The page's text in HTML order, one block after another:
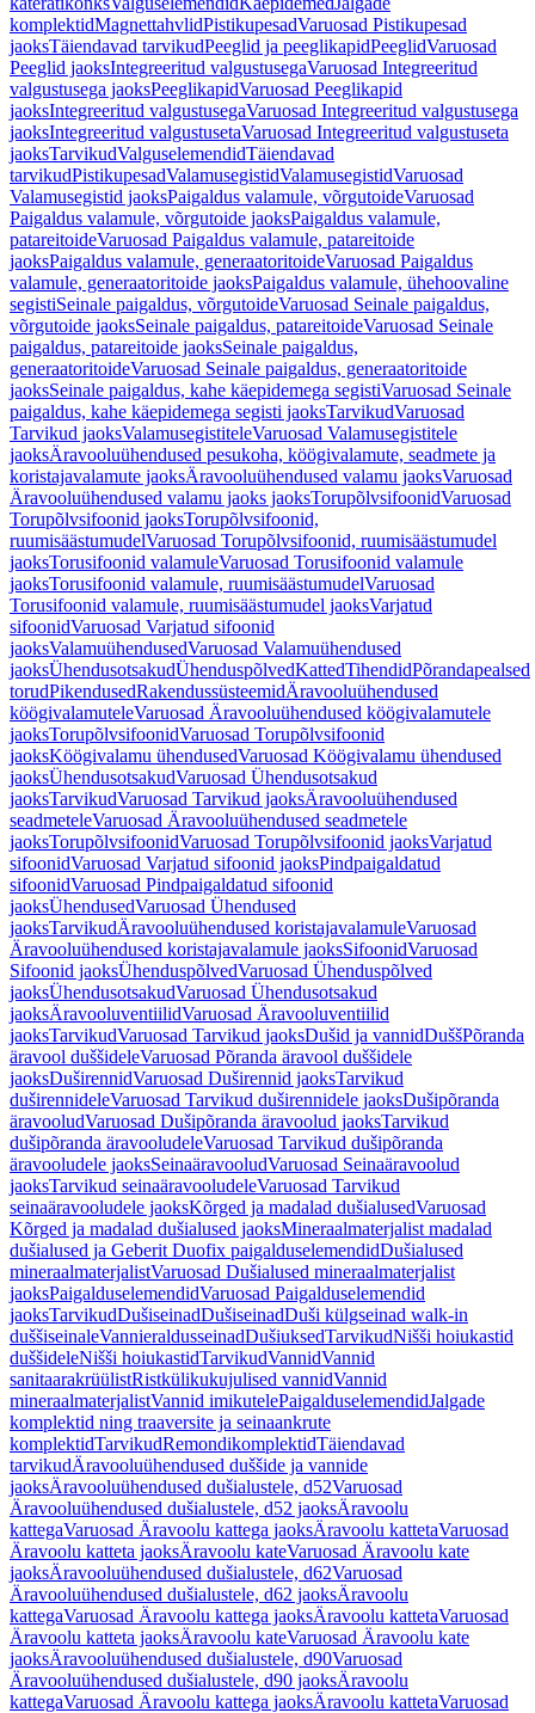
komplektidMagnettahvlidPistikupesadVaruosad Pistikupesad
jaoksTäiendavad tarvikudPeeglid ja peeglikapidPeeglidVaruosad
Peeglid jaoksIntegreeritud valgustusegaVaruosad Integreeritud
valgustusega jaoksPeeglikapidVaruosad Peeglikapid
jaoksIntegreeritud valgustusegaVaruosad Integreeritud valgustusega
jaoksIntegreeritud valgustusetaVaruosad Integreeritud valgustuseta
jaoksTarvikudValguselemendidTäiendavad
tarvikudPistikupesadValamusegistidValamusegistidVaruosad
Valamusegistid jaoksPaigaldus valamule, võrgutoideVaruosad
Paigaldus valamule, võrgutoide jaoksPaigaldus valamule,
patareitoideVaruosad Paigaldus valamule, patareitoide
jaoksPaigaldus valamule, generaatoritoideVaruosad Paigaldus
valamule, generaatoritoide jaoksPaigaldus valamule, ühehoovaline
segistiSeinale paigaldus, võrgutoideVaruosad Seinale paigaldus,
võrgutoide jaoksSeinale paigaldus, patareitoideVaruosad Seinale
paigaldus, patareitoide jaoksSeinale paigaldus,
generaatoritoideVaruosad Seinale paigaldus, generaatoritoide
jaoksSeinale paigaldus, kahe käepidemega segistiVaruosad Seinale
paigaldus, kahe käepidemega segisti jaoksTarvikudVaruosad
Tarvikud jaoksValamusegistiteleVaruosad Valamusegistitele
jaoksÄravooluühendused pesukoha, köögivalamute, seadmete ja
koristajavalamute jaoksÄravooluühendused valamu jaoksVaruosad
Äravooluühendused valamu jaoks jaoksTorupõlvsifoonidVaruosad
Torupõlvsifoonid jaoksTorupõlvsifoonid,
ruumisäästumudelVaruosad Torupõlvsifoonid, ruumisäästumudel
jaoksTorusifoonid valamuleVaruosad Torusifoonid valamule
jaoksTorusifoonid valamule, ruumisäästumudelVaruosad
Torusifoonid valamule, ruumisäästumudel jaoksVarjatud
sifoonidVaruosad Varjatud sifoonid
jaoksValamuühendusedVaruosad Valamuühendused
jaoksÜhendusotsakudÜhenduspõlvedKattedTihendidPõrandapealsed
torudPikendusedRakendussüsteemidÄravooluühendused
köögivalamuteleVaruosad Äravooluühendused köögivalamutele
jaoksTorupõlvsifoonidVaruosad Torupõlvsifoonid
jaoksKöögivalamu ühendusedVaruosad Köögivalamu ühendused
jaoksÜhendusotsakudVaruosad Ühendusotsakud
jaoksTarvikudVaruosad Tarvikud jaoksÄravooluühendused
seadmeteleVaruosad Äravooluühendused seadmetele
jaoksTorupõlvsifoonidVaruosad Torupõlvsifoonid jaoksVarjatud
sifoonidVaruosad Varjatud sifoonid jaoksPindpaigaldatud
sifoonidVaruosad Pindpaigaldatud sifoonid
jaoksÜhendusedVaruosad Ühendused
jaoksTarvikudÄravooluühendused koristajavalamuleVaruosad
Äravooluühendused koristajavalamule jaoksSifoonidVaruosad
Sifoonid jaoksÜhenduspõlvedVaruosad Ühenduspõlved
jaoksÜhendusotsakudVaruosad Ühendusotsakud
jaoksÄravooluventiilidVaruosad Äravooluventiilid
jaoksTarvikudVaruosad Tarvikud jaoksDušid ja vannidDuššPõranda
äravool duššideleVaruosad Põranda äravool duššidele
jaoksDuširennidVaruosad Duširennid jaoksTarvikud
duširennideleVaruosad Tarvikud duširennidele jaoksDušipõranda
äravooludVaruosad Dušipõranda äravoolud jaoksTarvikud
dušipõranda äravooludeleVaruosad Tarvikud dušipõranda
äravooludele jaoksSeinaäravooludVaruosad Seinaäravoolud
jaoksTarvikud seinaäravooludeleVaruosad Tarvikud
seinaäravooludele jaoksKõrged ja madalad dušialusedVaruosad
Kõrged ja madalad dušialused jaoksMineraalmaterjalist madalad
dušialused ja Geberit Duofix paigalduselemendidDušialused
mineraalmaterjalistVaruosad Dušialused mineraalmaterjalist
jaoksPaigalduselemendidVaruosad Paigalduselemendid
jaoksTarvikudDušiseinadDušiseinadDuši külgseinad walk-in
duššiseinaleVannieraldusseinadDušiuksedTarvikudNišši hoiukastid
duššideleNišši hoiukastidTarvikudVannidVannid
sanitaarakrüülistRistkülikukujulised vannidVannid
mineraalmaterjalistVannid imikutelePaigalduselemendidJalgade
komplektid ning traaversite ja seinaankrute
komplektidTarvikudRemondikomplektidTäiendavad
tarvikudÄravooluühendused duššide ja vannide
jaoksÄravooluühendused dušialustele, d52Varuosad
Äravooluühendused dušialustele, d52 jaoksÄravoolu
kattegaVaruosad Äravoolu kattega jaoksÄravoolu kattetaVaruosad
Äravoolu katteta jaoksÄravoolu kateVaruosad Äravoolu kate
jaoksÄravooluühendused dušialustele, d62Varuosad
Äravooluühendused dušialustele, d62 jaoksÄravoolu
kattegaVaruosad Äravoolu kattega jaoksÄravoolu kattetaVaruosad
Äravoolu katteta jaoksÄravoolu kateVaruosad Äravoolu kate
jaoksÄravooluühendused dušialustele, d90Varuosad
Äravooluühendused dušialustele, d90 jaoksÄravoolu
kattegaVaruosad Äravoolu kattega jaoksÄravoolu kattetaVaruosad